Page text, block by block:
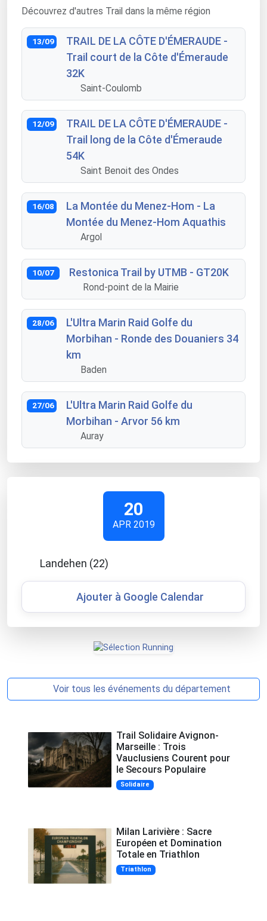
Découvrez d'autres Trail dans la même région
13/09
TRAIL DE LA CÔTE D'ÉMERAUDE -
Trail court de la Côte d'Émeraude
32K
Saint-Coulomb
12/09
TRAIL DE LA CÔTE D'ÉMERAUDE -
Trail long de la Côte d'Émeraude
54K
Saint Benoit des Ondes
16/08
La Montée du Menez-Hom - La
Montée du Menez-Hom Aquathis
Argol
10/07 Restonica Trail by UTMB - GT20K
Rond-point de la Mairie
28/06
L'Ultra Marin Raid Golfe du
Morbihan - Ronde des Douaniers 34
km
Baden
27/06
L'Ultra Marin Raid Golfe du
Morbihan - Arvor 56 km
Auray
20
APR 2019
Landehen (22)
Ajouter à Google Calendar
Voir tous les événements du département
Trail Solidaire Avignon-
Marseille : Trois
Vauclusiens Courent pour
le Secours Populaire
Solidaire
Milan Larivière : Sacre
Européen et Domination
Totale en Triathlon
Triathlon